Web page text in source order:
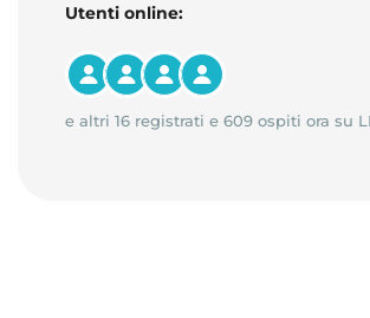
Utenti online:
e altri 16 registrati e 609 ospiti ora su